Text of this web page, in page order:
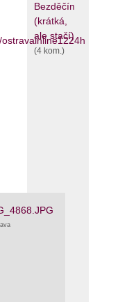
Bezděčín
(krátká,
ale stačí)
(4 kom.)